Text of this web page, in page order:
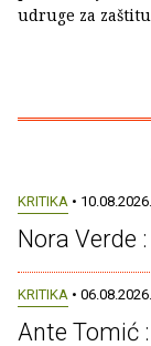
udruge za
KRITIKA • 10.08.2026.
Nora Verde
KRITIKA • 06.08.2026.
Ante Tomić